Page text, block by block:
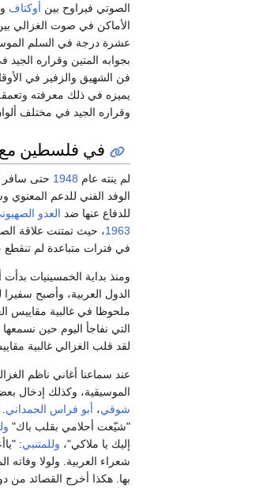
الصوتي فيراوح بين أوكتاف
الأماكن في صوت الغزالي
عشرة درجة في السلم
بجوابه المتين وقراره
فن الشهيق والزفير في
يميزه في ذلك معرفته
وقراره الجيد في مختلف
في فلسطين مع
لم ينته عام 1948 حتى سافر
الوفد الفني للدعم المعنوي
للدفاع عنها ضد العدو
1963، حيث تمتنت علاقة
في فترات متباعدة لم
ومنذ بداية الخمسينيات
الدول العربية، وأصبح سفيرا
ملحوظا في غالبية مقاييس
التي نفاجأ اليوم حين
لقد قلب الغزالي غالبية
عند سماعنا أغاني ناظم
الموسيقية، وكذلك إدخال
شوقي، أبو فراس الحمداني
"شيّعت أحلامي بقلب باك"
إليك يا ملاكي"، وللمتنبي:
شعراء العربية. ولولا وفاته
بها. هكذا أخرج القصائد من